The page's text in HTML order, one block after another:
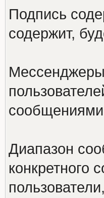
Подпись
содержит,
Диапазон
конкретного